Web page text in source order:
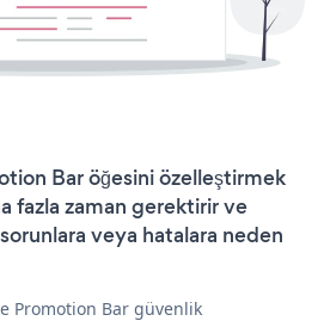
Bar öğesini özelleştirmek
fazla zaman gerektirir ve
veya hatalara neden
Promotion Bar güvenlik